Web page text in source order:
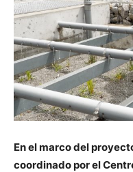
En el marco del
coordinado por el